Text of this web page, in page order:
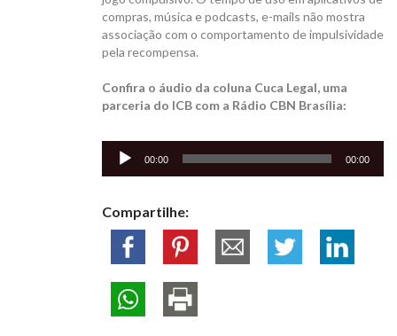
compras, música e podcasts, e-mails não mostra
associação com o comportamento de impulsividade
pela recompensa.
Confira o áudio da coluna Cuca Legal, uma
parceria do ICB com a Rádio CBN Brasília:
Tocador
00:00 00:00
Compartilhe: